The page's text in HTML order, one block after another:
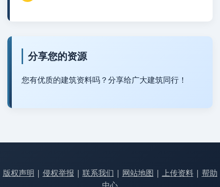
分享您的资源
您有优质的建筑资料吗？分享给广大建筑同行！
版权声明 | 侵权举报 | 联系我们 | 网站地图 | 上传资料| 帮助